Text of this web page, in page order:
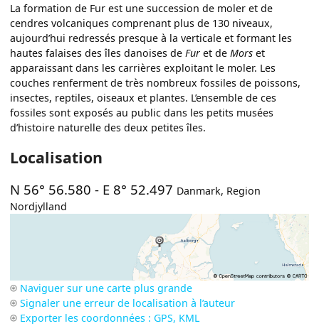
La formation de Fur est une succession de moler et de
cendres volcaniques comprenant plus de 130 niveaux,
aujourd’hui redressés presque à la verticale et formant les
hautes falaises des îles danoises deFuret deMors et
apparaissant dans les carrières exploitant le moler. Les
couches renferment de très nombreux fossiles de poissons,
insectes, reptiles, oiseaux et plantes. L’ensemble de ces
fossiles sont exposés au public dans les petits musées
d’histoire naturelle des deux petites îles.
Localisation
N 56° 56.580 - E 8° 52.497 Danmark, Region
Nordjylland
Naviguer sur une carte plus grande
Signaler une erreur de localisation à l’auteur
Exporter les coordonnées : GPS, KML